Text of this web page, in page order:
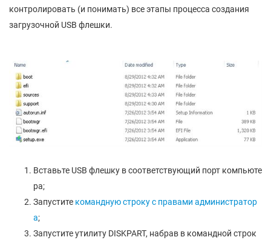
контролировать (и понимать) все этапы процесса создания
загрузочной USB флешки.
Вставьте USB флешку в соответствующий порт компьюте
ра;
Запустите командную строку с правами администратор
а;
Запустите утилиту DISKPART, набрав в командной строк